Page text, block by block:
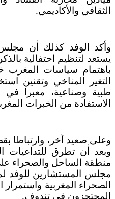
الثقافي والأكاديمي.
وأكد الوفد كذلك أن
باهتمام سياسات
التغير المناخي وتقنين
طبية وصناعية، معبرا
الاستفادة من الخبرات
وعلى صعيد آخر، وارتباطا
وبعد أن تطرق للتداعيات
منطقة الساحل والصحراء
مجلس المستشارين للوفد
الصحراء المغربية واستمرار
المحتجزون في تندوف.